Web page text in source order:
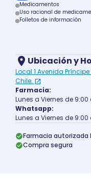
Medicamentos
Uso racional de
Folletos de información
Ubicación y
Local 1 Avenida
Chile.
Farmacia:
Lunes a Viernes de 9:00
Whatsapp:
Lunes a Viernes de 9:00
Farmacia autorizada
Compra segura